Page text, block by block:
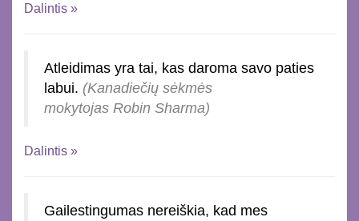
Dalintis »
Atleidimas yra tai, kas daroma savo paties
labui. (Kanadiečių sėkmės
mokytojas Robin Sharma)
Dalintis »
Gailestingumas nereiškia, kad mes